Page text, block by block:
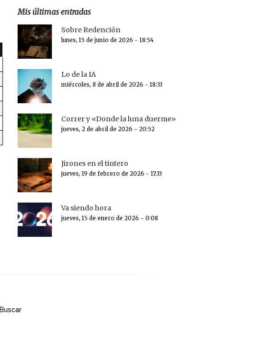
Mis últimas entradas
Sobre Redención
lunes, 15 de junio de 2026 - 18:54
Lo de la IA
miércoles, 8 de abril de 2026 - 18:33
Correr y «Donde la luna duerme»
jueves, 2 de abril de 2026 - 20:52
Jirones en el tintero
jueves, 19 de febrero de 2026 - 17:33
Va siendo hora
jueves, 15 de enero de 2026 - 0:08
Buscar